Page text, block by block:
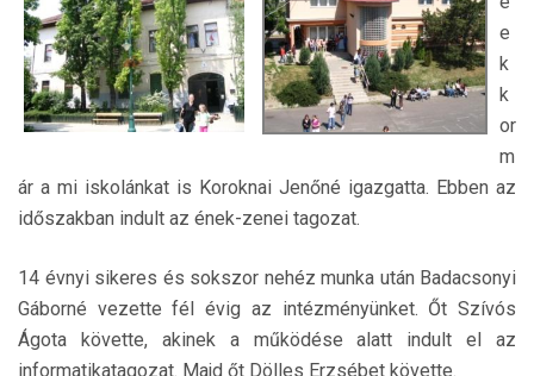
e
k
k
or
m
ár a mi iskolánkat is Koroknai Jenőné igazgatta. Ebben az
időszakban indult az ének-zenei tagozat.
14 évnyi sikeres és sokszor nehéz munka után Badacsonyi
Gáborné vezette fél évig az intézményünket. Őt Szívós
Ágota követte, akinek a működése alatt indult el az
informatikatagozat. Majd őt Dölles Erzsébet követte.